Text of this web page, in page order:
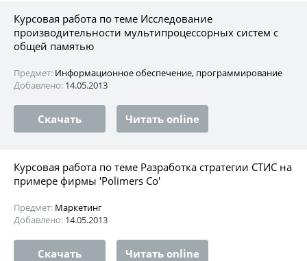
Курсовая работа по теме Исследование
производительности мультипроцессорных систем с
общей памятью
Предмет: Информационное обеспечение, программирование
Добавлено: 14.05.2013
Скачать Читать online
Курсовая работа по теме Разработка стратегии СТИС на
примере фирмы 'Polimers Co'
Предмет: Маркетинг
Добавлено: 14.05.2013
Скачать Читать online